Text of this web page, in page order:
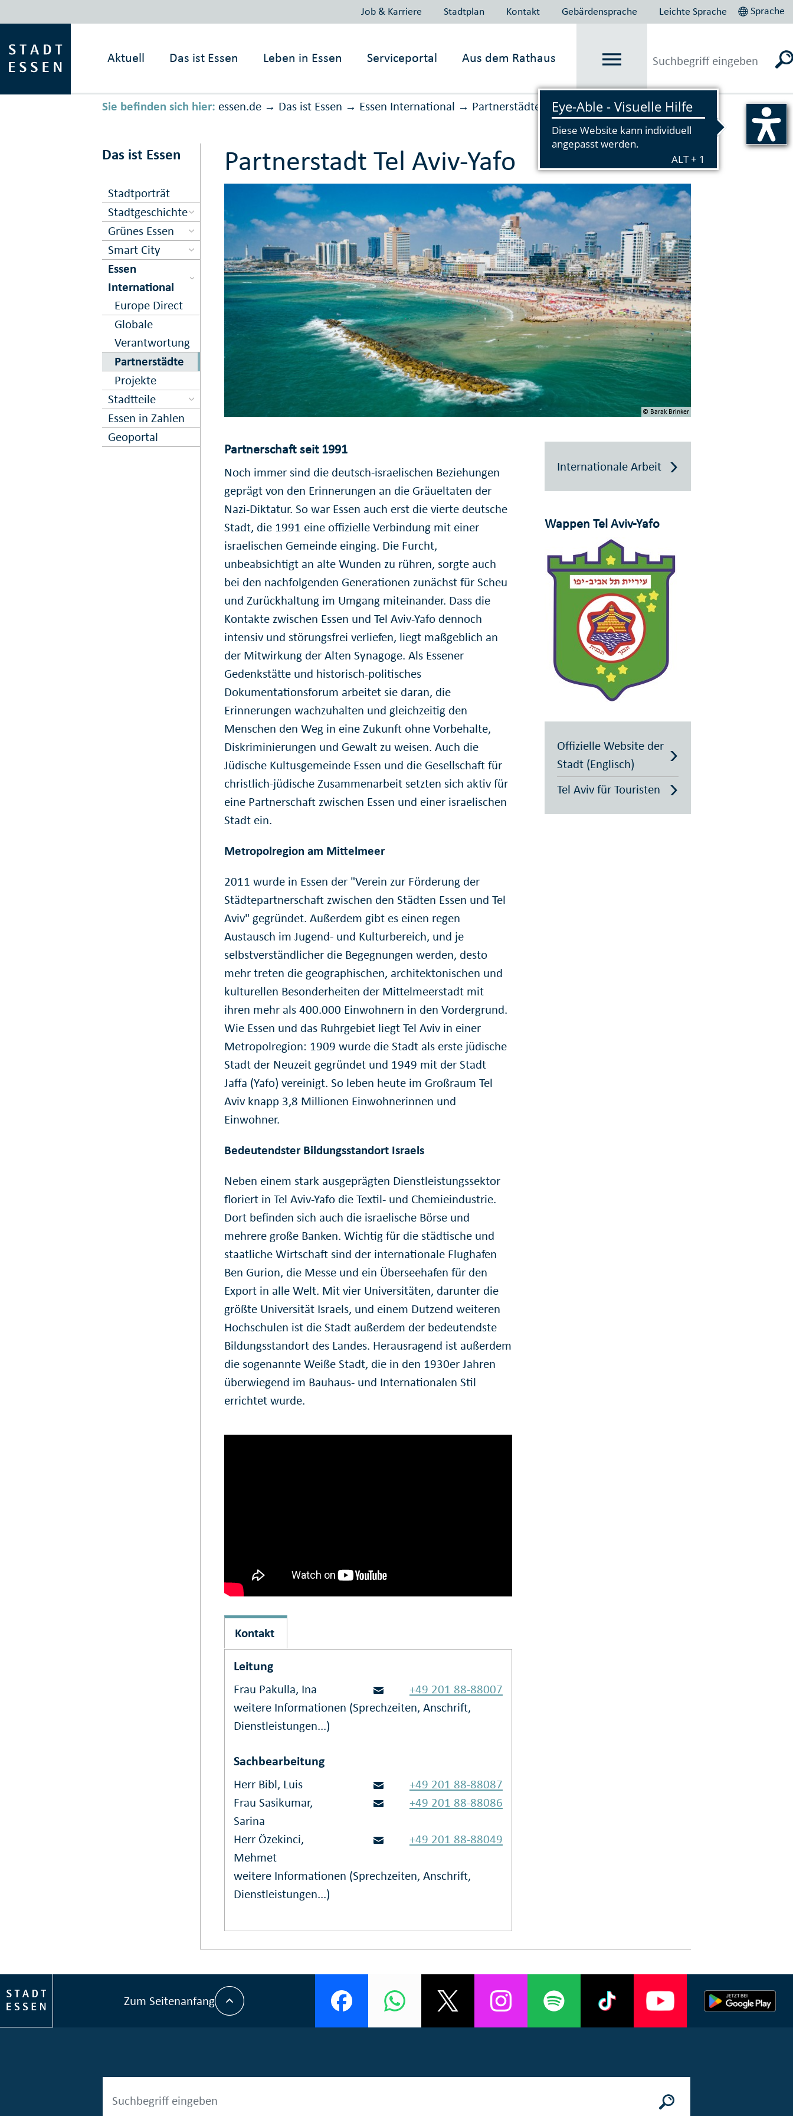
Job & Karriere Stadtplan Kontakt Gebärdensprache Leichte Sprache Sprache
Aktuell Das ist Essen Leben in Essen Serviceportal Aus dem Rathaus
Sie befinden sich hier: essen.de → Das ist Essen → Essen International → Partnerstädte Vorlesen
Das ist Essen
Stadtporträt
Stadtgeschichte
Grünes Essen
Smart City
Essen
International
Europe Direct
Globale
Verantwortung
Partnerstädte
Projekte
Stadtteile
Essen in Zahlen
Geoportal
Partnerstadt Tel Aviv-Yafo
© Barak Brinker
Partnerschaft seit 1991
Noch immer sind die deutsch-israelischen Beziehungen
geprägt von den Erinnerungen an die Gräueltaten der
Nazi-Diktatur. So war Essen auch erst die vierte deutsche
Stadt, die 1991 eine offizielle Verbindung mit einer
israelischen Gemeinde einging. Die Furcht,
unbeabsichtigt an alte Wunden zu rühren, sorgte auch
bei den nachfolgenden Generationen zunächst für Scheu
und Zurückhaltung im Umgang miteinander. Dass die
Kontakte zwischen Essen und Tel Aviv-Yafo dennoch
intensiv und störungsfrei verliefen, liegt maßgeblich an
der Mitwirkung der Alten Synagoge. Als Essener
Gedenkstätte und historisch-politisches
Dokumentationsforum arbeitet sie daran, die
Erinnerungen wachzuhalten und gleichzeitig den
Menschen den Weg in eine Zukunft ohne Vorbehalte,
Diskriminierungen und Gewalt zu weisen. Auch die
Jüdische Kultusgemeinde Essen und die Gesellschaft für
christlich-jüdische Zusammenarbeit setzten sich aktiv für
eine Partnerschaft zwischen Essen und einer israelischen
Stadt ein.
Metropolregion am Mittelmeer
2011 wurde in Essen der "Verein zur Förderung der
Städtepartnerschaft zwischen den Städten Essen und Tel
Aviv" gegründet. Außerdem gibt es einen regen
Austausch im Jugend- und Kulturbereich, und je
selbstverständlicher die Begegnungen werden, desto
mehr treten die geographischen, architektonischen und
kulturellen Besonderheiten der Mittelmeerstadt mit
ihren mehr als 400.000 Einwohnern in den Vordergrund.
Wie Essen und das Ruhrgebiet liegt Tel Aviv in einer
Metropolregion: 1909 wurde die Stadt als erste jüdische
Stadt der Neuzeit gegründet und 1949 mit der Stadt
Jaffa (Yafo) vereinigt. So leben heute im Großraum Tel
Aviv knapp 3,8 Millionen Einwohnerinnen und
Einwohner.
Bedeutendster Bildungsstandort Israels
Neben einem stark ausgeprägten Dienstleistungssektor
floriert in Tel Aviv-Yafo die Textil- und Chemieindustrie.
Dort befinden sich auch die israelische Börse und
mehrere große Banken. Wichtig für die städtische und
staatliche Wirtschaft sind der internationale Flughafen
Ben Gurion, die Messe und ein Überseehafen für den
Export in alle Welt. Mit vier Universitäten, darunter die
größte Universität Israels, und einem Dutzend weiteren
Hochschulen ist die Stadt außerdem der bedeutendste
Bildungsstandort des Landes. Herausragend ist außerdem
die sogenannte Weiße Stadt, die in den 1930er Jahren
überwiegend im Bauhaus- und Internationalen Stil
errichtet wurde.
Kontakt
Leitung
Frau Pakulla, Ina
+49 201 88-88007
weitere Informationen (Sprechzeiten, Anschrift,
Dienstleistungen...)
Sachbearbeitung
Herr Bibl, Luis
+49 201 88-88087
Frau Sasikumar,
Sarina
+49 201 88-88086
Herr Özekinci,
Mehmet
+49 201 88-88049
weitere Informationen (Sprechzeiten, Anschrift,
Dienstleistungen...)
Internationale Arbeit
Wappen Tel Aviv-Yafo
Offizielle Website der
Stadt (Englisch)
Tel Aviv für Touristen
Zum Seitenanfang